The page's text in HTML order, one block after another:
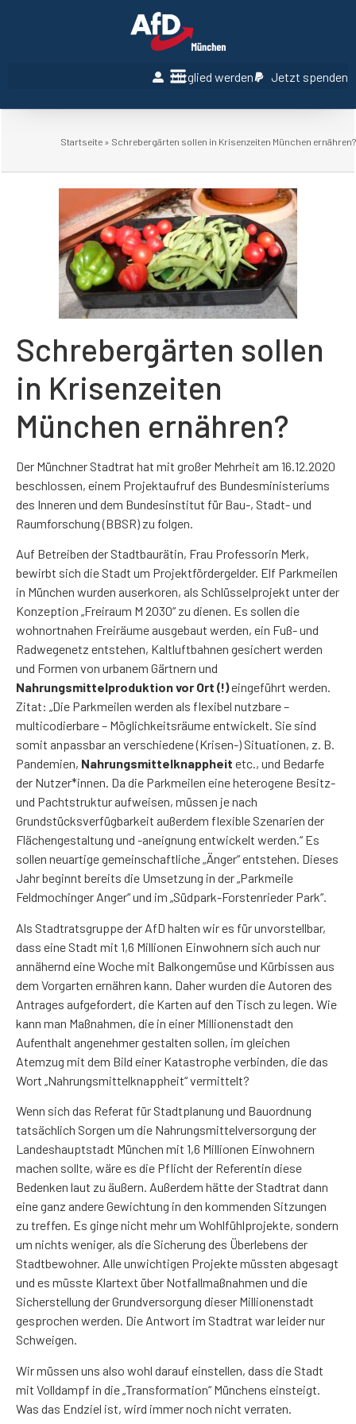
Mitglied werden Jetzt spenden
Startseite » Schrebergärten sollen in Krisenzeiten München ernähren?
Schrebergärten sollen
in Krisenzeiten
München ernähren?
Der Münchner Stadtrat hat mit großer Mehrheit am 16.12.2020
beschlossen, einem Projektaufruf des Bundesministeriums
des Inneren und dem Bundesinstitut für Bau-, Stadt- und
Raumforschung (BBSR) zu folgen.
Auf Betreiben der Stadtbaurätin, Frau Professorin Merk,
bewirbt sich die Stadt um Projektfördergelder. Elf Parkmeilen
in München wurden auserkoren, als Schlüsselprojekt unter der
Konzeption „Freiraum M 2030“ zu dienen. Es sollen die
wohnortnahen Freiräume ausgebaut werden, ein Fuß- und
Radwegenetz entstehen, Kaltluftbahnen gesichert werden
und Formen von urbanem Gärtnern und
Nahrungsmittelproduktion vor Ort (!)eingeführt werden.
Zitat: „Die Parkmeilen werden als flexibel nutzbare –
multicodierbare – Möglichkeitsräume entwickelt. Sie sind
somit anpassbar an verschiedene (Krisen-) Situationen, z. B.
Pandemien, Nahrungsmittelknappheit etc., und Bedarfe
der Nutzer*innen. Da die Parkmeilen eine heterogene Besitz-
und Pachtstruktur aufweisen, müssen je nach
Grundstücksverfügbarkeit außerdem flexible Szenarien der
Flächengestaltung und -aneignung entwickelt werden.“ Es
sollen neuartige gemeinschaftliche „Änger“ entstehen. Dieses
Jahr beginnt bereits die Umsetzung in der „Parkmeile
Feldmochinger Anger“ und im „Südpark-Forstenrieder Park“.
Als Stadtratsgruppe der AfD halten wir es für unvorstellbar,
dass eine Stadt mit 1,6 Millionen Einwohnern sich auch nur
annähernd eine Woche mit Balkongemüse und Kürbissen aus
dem Vorgarten ernähren kann. Daher wurden die Autoren des
Antrages aufgefordert, die Karten auf den Tisch zu legen. Wie
kann man Maßnahmen, die in einer Millionenstadt den
Aufenthalt angenehmer gestalten sollen, im gleichen
Atemzug mit dem Bild einer Katastrophe verbinden, die das
Wort „Nahrungsmittelknappheit“ vermittelt?
Wenn sich das Referat für Stadtplanung und Bauordnung
tatsächlich Sorgen um die Nahrungsmittelversorgung der
Landeshauptstadt München mit 1,6 Millionen Einwohnern
machen sollte, wäre es die Pflicht der Referentin diese
Bedenken laut zu äußern. Außerdem hätte der Stadtrat dann
eine ganz andere Gewichtung in den kommenden Sitzungen
zu treffen. Es ginge nicht mehr um Wohlfühlprojekte, sondern
um nichts weniger, als die Sicherung des Überlebens der
Stadtbewohner. Alle unwichtigen Projekte müssten abgesagt
und es müsste Klartext über Notfallmaßnahmen und die
Sicherstellung der Grundversorgung dieser Millionenstadt
gesprochen werden. Die Antwort im Stadtrat war leider nur
Schweigen.
Wir müssen uns also wohl darauf einstellen, dass die Stadt
mit Volldampf in die „Transformation“ Münchens einsteigt.
Was das Endziel ist, wird immer noch nicht verraten.